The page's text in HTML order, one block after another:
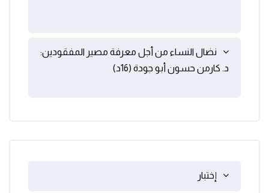
نضال النساء من أجل معرفة مصير المفقودين:
د. كارمن حسون أبو جودة (16د)
إختبار